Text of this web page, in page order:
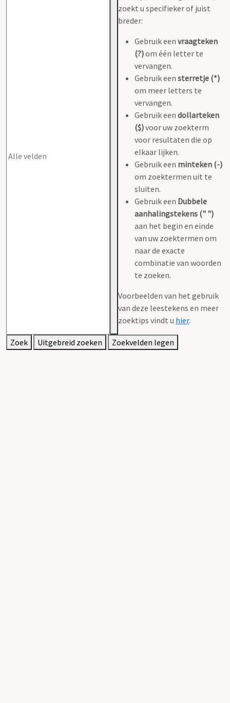
zoekt u specifieker of juist
breder:
Gebruik een vraagteken
(?)om één letter te
vervangen.
Gebruik een sterretje (*)
om meer letters te
vervangen.
Gebruik een dollarteken
($)voor uw zoekterm
voor resultaten die op
elkaar lijken.
Gebruik een minteken (-)
om zoektermen uit te
sluiten.
Gebruik een Dubbele
aanhalingstekens (" ")
aan het begin en einde
van uw zoektermen om
naar de exacte
combinatie van woorden
te zoeken.
Voorbeelden van het gebruik
van deze leestekens en meer
zoektips vindt u hier.
Zoek Uitgebreid zoeken Zoekvelden legen